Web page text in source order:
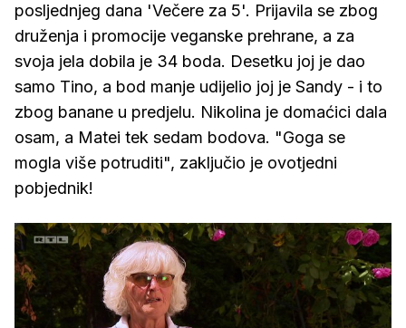
posljednjeg dana 'Večere za 5'. Prijavila se zbog
druženja i promocije veganske prehrane, a za
svoja jela dobila je 34 boda. Desetku joj je dao
samo Tino, a bod manje udijelio joj je Sandy - i to
zbog banane u predjelu. Nikolina je domaćici dala
osam, a Matei tek sedam bodova. "Goga se
mogla više potruditi", zaključio je ovotjedni
pobjednik!